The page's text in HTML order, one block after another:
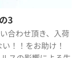
3
合わせ頂き、入荷
！！をお助け！